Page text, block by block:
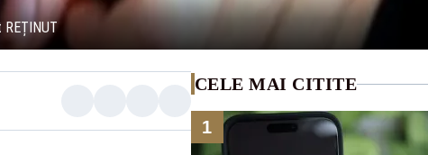
CELE MAI CITITE
1